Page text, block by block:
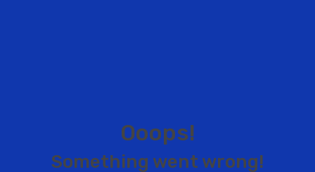
Ooops!
Something went wrong!